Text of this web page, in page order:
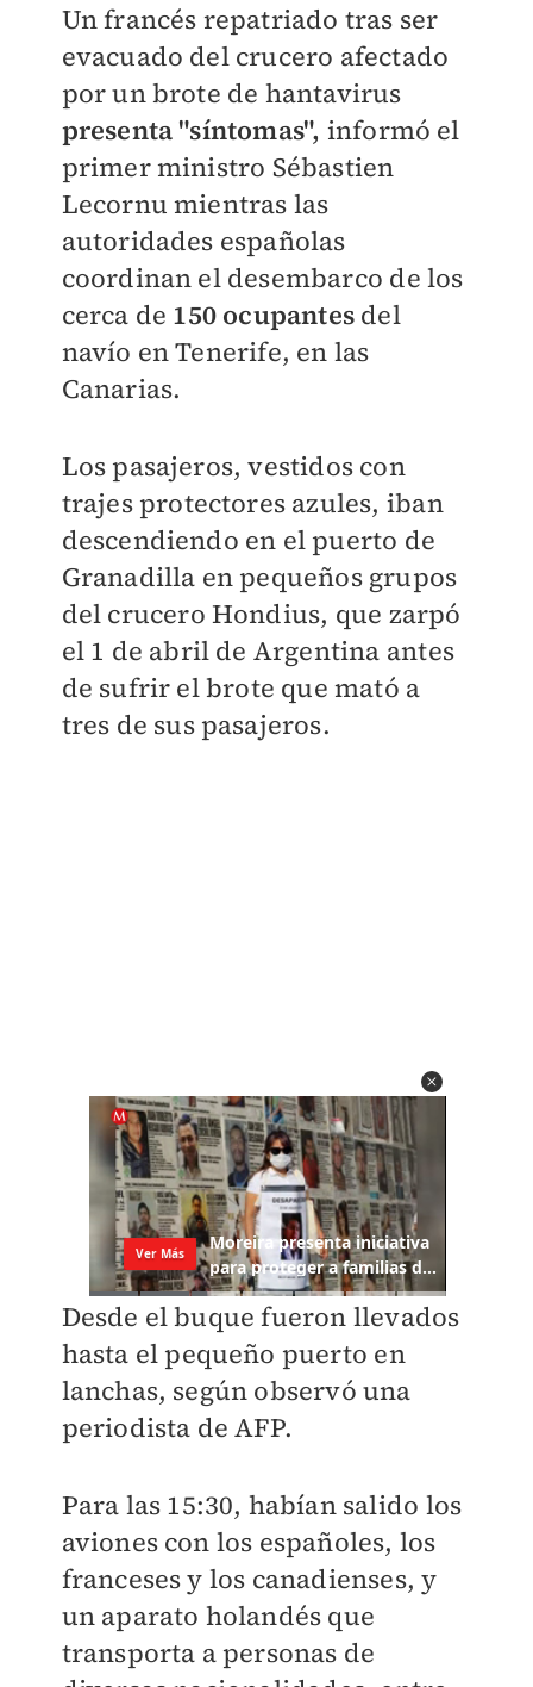
Un francés repatriado tras ser
evacuado del crucero afectado
por un brote de hantavirus
presenta "síntomas", informó el
primer ministro Sébastien
Lecornu mientras las
autoridades españolas
coordinan el desembarco de los
cerca de 150 ocupantesdel
navío en Tenerife, en las
Canarias.
Los pasajeros, vestidos con
trajes protectores azules, iban
descendiendo en el puerto de
Granadilla en pequeños grupos
del crucero Hondius, que zarpó
el 1 de abril de Argentina antes
de sufrir el brote que mató a
tres de sus pasajeros.
Desde el buque fueron llevados
hasta el pequeño puerto en
lanchas, según observó una
periodista de AFP.
Para las 15:30, habían salido los
aviones con los españoles, los
franceses y los canadienses, y
un aparato holandés que
transporta a personas de